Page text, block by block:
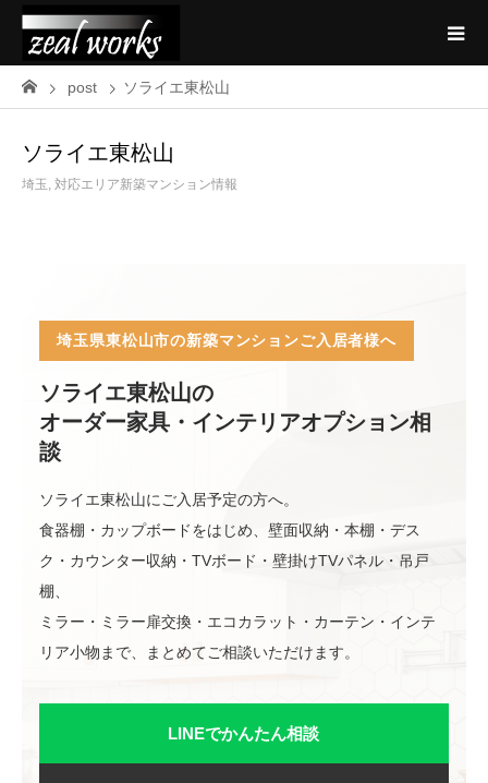
post ソライエ東松山
ソライエ東松山
埼玉 , 対応エリア新築マンション情報
埼玉県東松山市の新築マンションご入居者様へ
ソライエ東松山の
オーダー家具・インテリアオプション相
談
ソライエ東松山にご入居予定の方へ。
食器棚・カップボードをはじめ、壁面収納・本棚・デス
ク・カウンター収納・TVボード・壁掛けTVパネル・吊戸
棚、
ミラー・ミラー扉交換・エコカラット・カーテン・インテ
リア小物まで、まとめてご相談いただけます。
LINEでかんたん相談